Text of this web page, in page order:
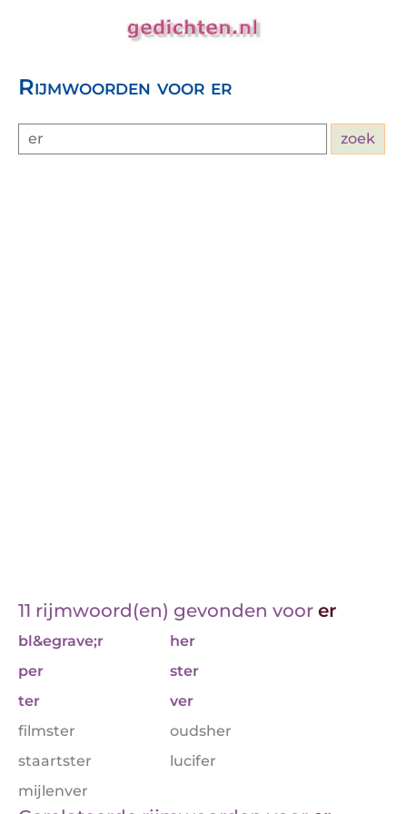
Rijmwoorden voor er
11 rijmwoord(en) gevonden voor er
bl&egrave;r
her
per
ster
ter
ver
filmster
oudsher
staartster
lucifer
mijlenver